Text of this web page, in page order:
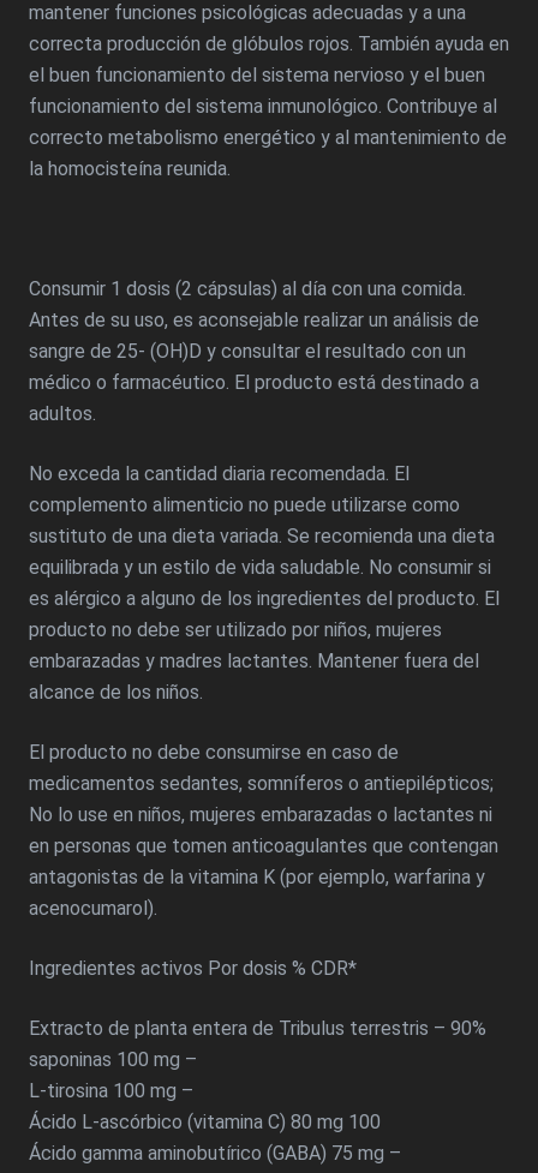
mantener funciones psicológicas adecuadas y a una
correcta producción de glóbulos rojos. También ayuda en
el buen funcionamiento del sistema nervioso y el buen
funcionamiento del sistema inmunológico. Contribuye al
correcto metabolismo energético y al mantenimiento de
la homocisteína reunida.
Consumir 1 dosis (2 cápsulas) al día con una comida.
Antes de su uso, es aconsejable realizar un análisis de
sangre de 25- (OH)D y consultar el resultado con un
médico o farmacéutico. El producto está destinado a
adultos.
No exceda la cantidad diaria recomendada. El
complemento alimenticio no puede utilizarse como
sustituto de una dieta variada. Se recomienda una dieta
equilibrada y un estilo de vida saludable. No consumir si
es alérgico a alguno de los ingredientes del producto. El
producto no debe ser utilizado por niños, mujeres
embarazadas y madres lactantes. Mantener fuera del
alcance de los niños.
El producto no debe consumirse en caso de
medicamentos sedantes, somníferos o antiepilépticos;
No lo use en niños, mujeres embarazadas o lactantes ni
en personas que tomen anticoagulantes que contengan
antagonistas de la vitamina K (por ejemplo, warfarina y
acenocumarol).
Ingredientes activos Por dosis % CDR*
Extracto de planta entera de Tribulus terrestris – 90%
saponinas 100 mg –
L-tirosina 100 mg –
Ácido L-ascórbico (vitamina C) 80 mg 100
Ácido gamma aminobutírico (GABA) 75 mg –